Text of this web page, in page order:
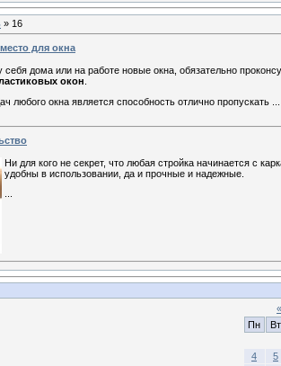
» 16
для окна
дома или на работе новые окна, обязательно
окон
любого окна является способность отлично пропускать
Ни для кого не секрет, что любая стройка начинается с
удобны в использовании, да и прочные и надежные.
«
Пн
Вт
4
5